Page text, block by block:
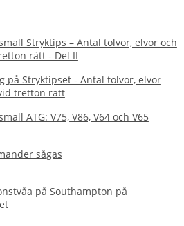
Stryktips – Antal tolvor, elvor och
rätt - Del II
på Stryktipset - Antal tolvor, elvor
tretton rätt
ATG: V75, V86, V64 och V65
sågas
på Southampton på